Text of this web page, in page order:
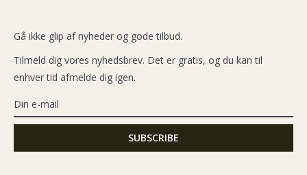
Gå ikke glip af nyheder og gode tilbud.
Tilmeld dig vores nyhedsbrev. Det er gratis, og du kan til
enhver tid afmelde dig igen.